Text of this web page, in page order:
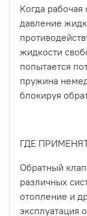
Когда
давление
жидкости
попытается
пружина
блокируя
ГДЕ
Обратный
различных
отопление и
эксплуатация